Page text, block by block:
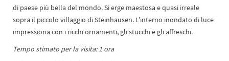
di paese più bella del mondo. Si erge maestosa e quasi irreale
sopra il piccolo villaggio di Steinhausen. L’interno inondato di luce
impressiona con i ricchi ornamenti, gli stucchi e gli affreschi.
Tempo stimato per la visita: 1 ora